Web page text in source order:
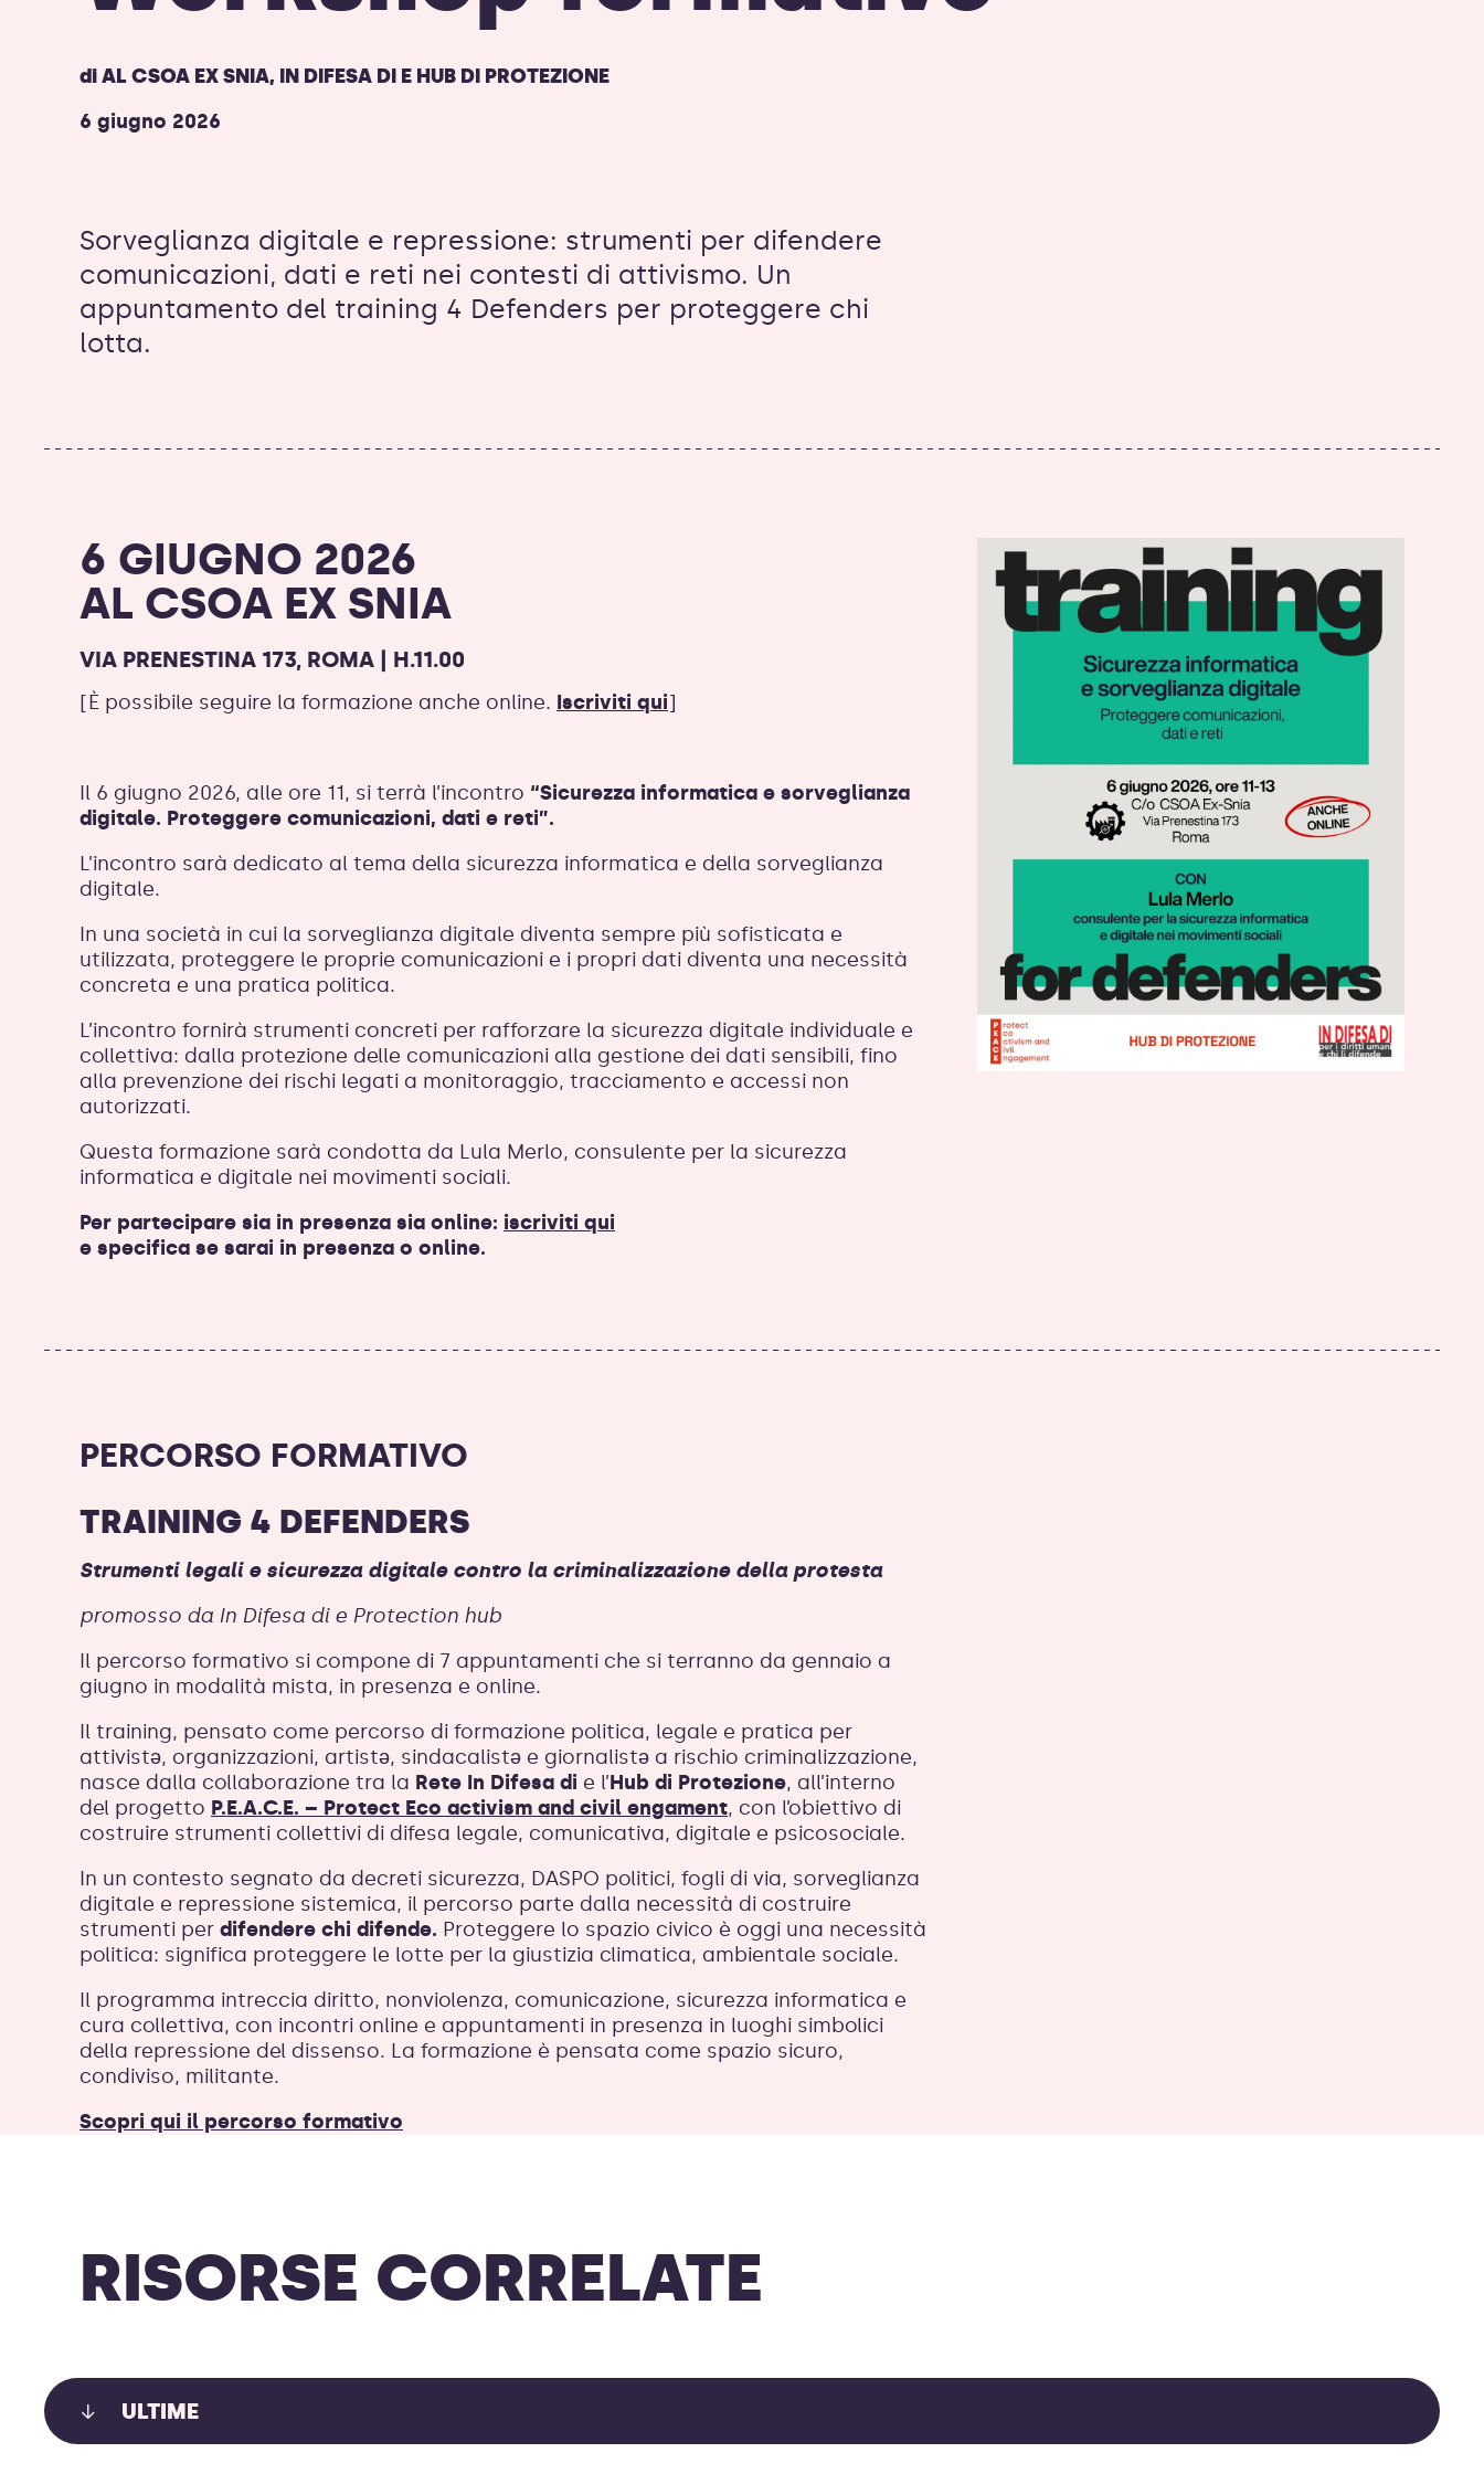
diAL CSOA EX SNIA, IN DIFESA DI E HUB DI PROTEZIONE
6 giugno 2026
Sorveglianza digitale e repressione: strumenti per difendere
comunicazioni, dati e reti nei contesti di attivismo. Un
appuntamento del training 4 Defenders per proteggere chi
lotta.
6 GIUGNO 2026
AL CSOA EX SNIA
VIA PRENESTINA 173, ROMA | H.11.00
[È possibile seguire la formazione anche online. Iscriviti qui]
Il 6 giugno 2026, alle ore 11, si terrà l’incontro “Sicurezza informatica e sorveglianza
digitale. Proteggere comunicazioni, dati e reti”.
L’incontro sarà dedicato al tema della sicurezza informatica e della sorveglianza
digitale.
In una società in cui la sorveglianza digitale diventa sempre più sofisticata e
utilizzata, proteggere le proprie comunicazioni e i propri dati diventa una necessità
concreta e una pratica politica.
L’incontro fornirà strumenti concreti per rafforzare la sicurezza digitale individuale e
collettiva: dalla protezione delle comunicazioni alla gestione dei dati sensibili, fino
alla prevenzione dei rischi legati a monitoraggio, tracciamento e accessi non
autorizzati.
Questa formazione sarà condotta da Lula Merlo, consulente per la sicurezza
informatica e digitale nei movimenti sociali.
Per partecipare sia in presenza sia online: iscriviti qui
e specifica se sarai in presenza o online.
PERCORSO FORMATIVO
TRAINING 4 DEFENDERS
Strumenti legali e sicurezza digitale contro la criminalizzazione della protesta
promosso da In Difesa di e Protection hub
Il percorso formativo si compone di 7 appuntamenti che si terranno da gennaio a
giugno in modalità mista, in presenza e online.
Il training, pensato come percorso di formazione politica, legale e pratica per
attivistə, organizzazioni, artistə, sindacalistə e giornalistə a rischio criminalizzazione,
nasce dalla collaborazione tra la Rete In Difesa di e l’Hub di Protezione, all’interno
del progetto P.E.A.C.E. – Protect Eco activism and civil engament, con l’obiettivo di
costruire strumenti collettivi di difesa legale, comunicativa, digitale e psicosociale.
In un contesto segnato da decreti sicurezza, DASPO politici, fogli di via, sorveglianza
digitale e repressione sistemica, il percorso parte dalla necessità di costruire
strumenti per difendere chi difende. Proteggere lo spazio civico è oggi una necessità
politica: significa proteggere le lotte per la giustizia climatica, ambientale sociale.
Il programma intreccia diritto, nonviolenza, comunicazione, sicurezza informatica e
cura collettiva, con incontri online e appuntamenti in presenza in luoghi simbolici
della repressione del dissenso. La formazione è pensata come spazio sicuro,
condiviso, militante.
Scopri qui il percorso formativo
RISORSE CORRELATE
ULTIME